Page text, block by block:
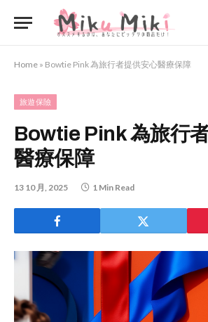
Home » Bowtie Pink 為旅行者提供安心醫療保障
旅遊保險
Bowtie Pink 為旅行
醫療保障
13 10 月, 2025 1 Min Read